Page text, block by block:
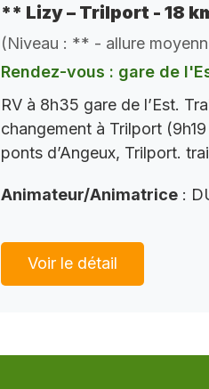
** Lizy – Trilport - 18
(Niveau : ** - allure
Rendez-vous : gare de
RV à 8h35 gare de l’Est.
changement à Trilport
ponts d’Angeux, Trilport.
Animateur/Animatrice :
Voir le détail